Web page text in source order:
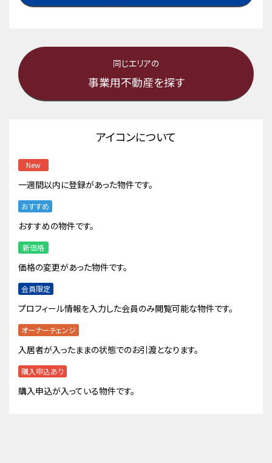
同じエリアの
事業用不動産を探す
アイコンについて
New
一週間以内に登録があった物件です。
おすすめ
おすすめの物件です。
新価格
価格の変更があった物件です。
会員限定
プロフィール情報を入力した会員のみ閲覧可能な物件です。
オーナーチェンジ
入居者が入ったままの状態でのお引渡となります。
購入申込あり
購入申込が入っている物件です。